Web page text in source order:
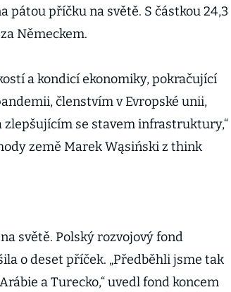
pátou příčku na světě. S částkou 24,3
Německem.
a kondicí ekonomiky, pokračující
členstvím v Evropské unii,
se stavem infrastruktury,“
země Marek Wąsiński z think
světě. Polský rozvojový fond
o deset příček. „Předběhli jsme tak
a Turecko,“ uvedl fond koncem